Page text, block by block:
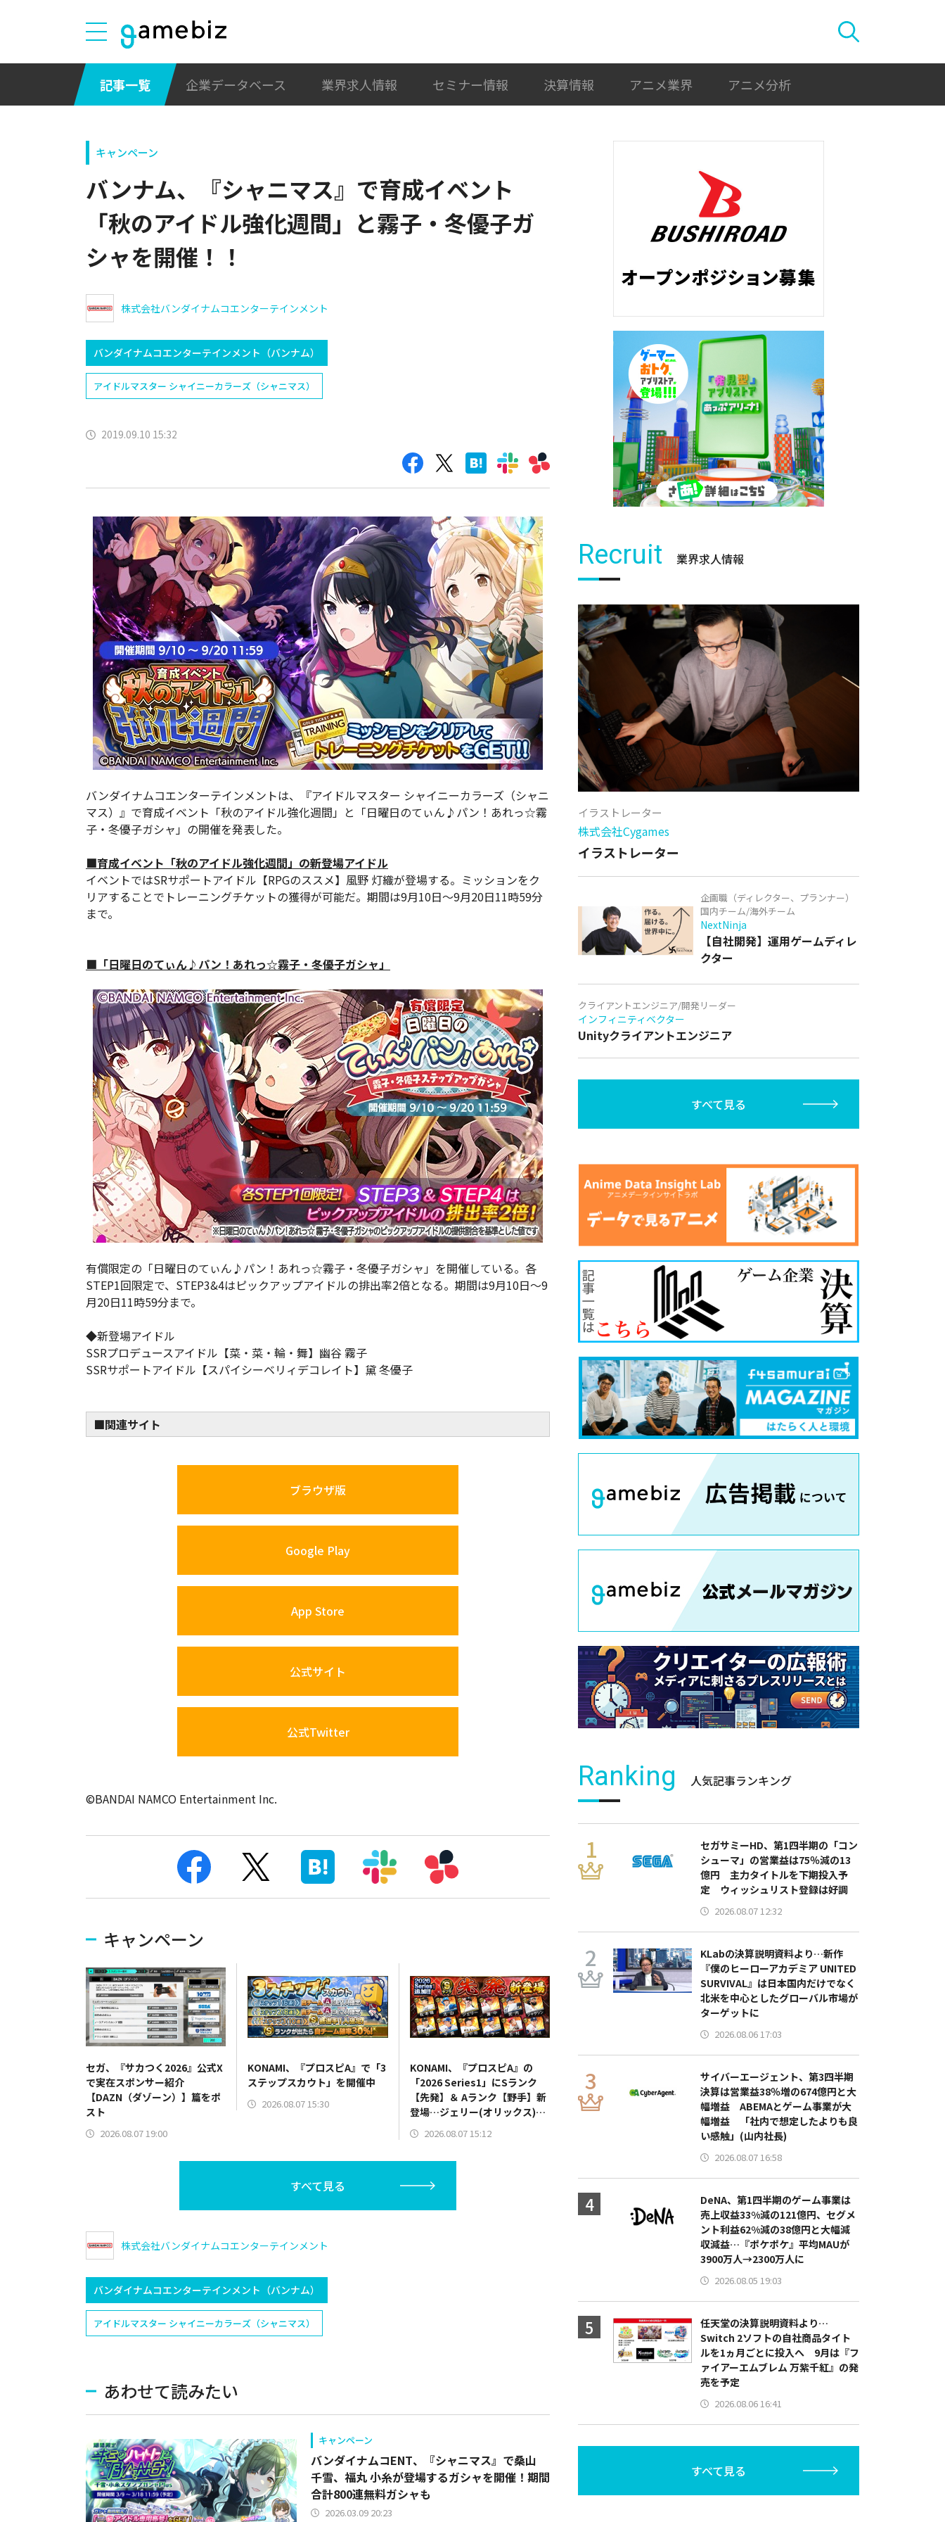
記事一覧 企業データベース 業界求人情報 セミナー情報 決算情報 アニメ業界 アニメ分析
キャンペーン
バンナム、『シャニマス』で育成イベント
「秋のアイドル強化週間」と霧子・冬優子ガ
シャを開催！！
株式会社バンダイナムコエンターテインメント
バンダイナムコエンターテインメント（バンナム）
アイドルマスター シャイニーカラーズ（シャニマス）
2019.09.10 15:32
バンダイナムコエンターテインメントは、『アイドルマスター シャイニーカラーズ（シャニ
マス）』で育成イベント「秋のアイドル強化週間」と「日曜日のてぃん♪パン！あれっ☆霧
子・冬優子ガシャ」の開催を発表した。
■育成イベント「秋のアイドル強化週間」の新登場アイドル
イベントではSRサポートアイドル【RPGのススメ】風野 灯織が登場する。ミッションをク
リアすることでトレーニングチケットの獲得が可能だ。期間は9月10日〜9月20日11時59分
まで。
■「日曜日のてぃん♪パン！あれっ☆霧子・冬優子ガシャ」
有償限定の「日曜日のてぃん♪パン！あれっ☆霧子・冬優子ガシャ」を開催している。各
STEP1回限定で、STEP3&4はピックアップアイドルの排出率2倍となる。期間は9月10日〜9
月20日11時59分まで。
◆新登場アイドル
SSRプロデュースアイドル【菜・菜・輪・舞】幽谷 霧子
SSRサポートアイドル【スパイシーベリィデコレイト】黛 冬優子
■関連サイト
ブラウザ版
Google Play
App Store
公式サイト
公式Twitter
©BANDAI NAMCO Entertainment Inc.
キャンペーン
セガ、『サカつく2026』公式X
で実在スポンサー紹介
【DAZN（ダゾーン）】篇をポ
スト
2026.08.07 19:00
KONAMI、『プロスピA』で「3
ステップスカウト」を開催中
2026.08.07 15:30
KONAMI、『プロスピA』の
「2026 Series1」にSランク
【先発】＆ Aランク【野手】新
登場…ジェリー(オリックス)、
マラー(中日)、奈良間大己(北海
道日本ハム/二塁手)、持丸泰輝
2026.08.07 15:12
すべて見る
株式会社バンダイナムコエンターテインメント
バンダイナムコエンターテインメント（バンナム）
アイドルマスター シャイニーカラーズ（シャニマス）
あわせて読みたい
キャンペーン
バンダイナムコENT、『シャニマス』で桑山
千雪、福丸 小糸が登場するガシャを開催！期間
合計800連無料ガシャも
2026.03.09 20:23
Recruit 業界求人情報
イラストレーター
株式会社Cygames
イラストレーター
企画職（ディレクター、プランナー）
国内チーム/海外チーム
NextNinja
【自社開発】運用ゲームディレ
クター
クライアントエンジニア/開発リーダー
インフィニティベクター
Unityクライアントエンジニア
すべて見る
Ranking 人気記事ランキング
セガサミーHD、第1四半期の「コン
シューマ」の営業益は75％減の13
億円 主力タイトルを下期投入予
定 ウィッシュリスト登録は好調
2026.08.07 12:32
KLabの決算説明資料より…新作
『僕のヒーローアカデミア UNITED
SURVIVAL』は日本国内だけでなく
北米を中心としたグローバル市場が
ターゲットに
2026.08.06 17:03
サイバーエージェント、第3四半期
決算は営業益38％増の674億円と大
幅増益 ABEMAとゲーム事業が大
幅増益 「社内で想定したよりも良
い感触」(山内社長)
2026.08.07 16:58
DeNA、第1四半期のゲーム事業は
売上収益33%減の121億円、セグメ
ント利益62%減の38億円と大幅減
収減益…『ポケポケ』平均MAUが
3900万人→2300万人に
2026.08.05 19:03
任天堂の決算説明資料より…
Switch 2ソフトの自社商品タイト
ルを1ヵ月ごとに投入へ 9月は『フ
ァイアーエムブレム 万紫千紅』の発
売を予定
2026.08.06 16:41
すべて見る